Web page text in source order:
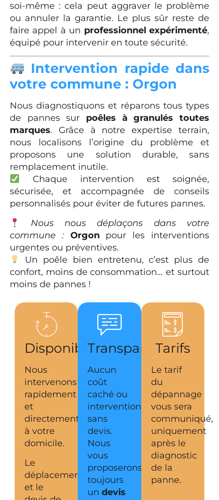
soi-même : cela peut aggraver le problème
ou annuler la garantie. Le plus sûr reste de
faire appel à un professionnel expérimenté,
équipé pour intervenir en toute sécurité.
Intervention rapide dans
votre commune : Orgon
Nous diagnostiquons et réparons tous types
de pannes sur poêles à granulés toutes
marques. Grâce à notre expertise terrain,
nous localisons l’origine du problème et
proposons une solution durable, sans
remplacement inutile.
Chaque intervention est soignée,
sécurisée, et accompagnée de conseils
personnalisés pour éviter de futures pannes.
Nous nous déplaçons dans votre
commune : Orgonpour les interventions
urgentes ou préventives.
Un poêle bien entretenu, c’est plus de
confort, moins de consommation… et surtout
moins de pannes !
Disponibilité
Nous
intervenons
rapidement
et
directement
à votre
domicile.
Le
déplacement
et le
Transparence
Aucun
coût
caché ou
intervention
sans
devis.
Nous
vous
proposerons
toujours
undevis
Tarifs
Le tarif
du
dépannage
vous sera
communiqué,
uniquement
après le
diagnostic
de la
panne.